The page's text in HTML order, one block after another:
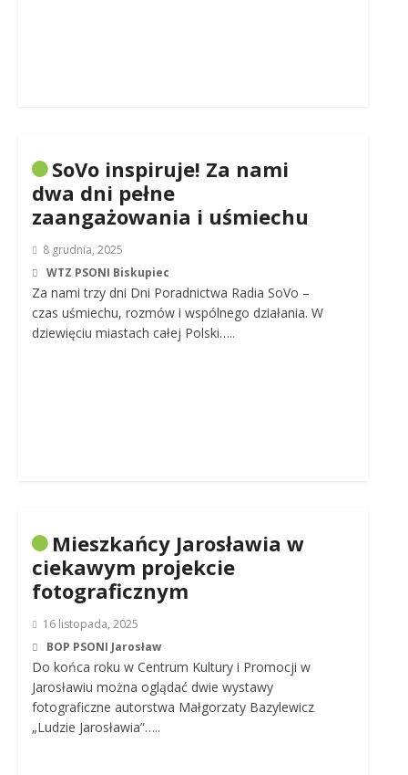
SoVo inspiruje! Za nami
dwa dni pełne
zaangażowania i uśmiechu
8 grudnia, 2025
WTZ PSONI Biskupiec
Za nami trzy dni Dni Poradnictwa Radia SoVo –
czas uśmiechu, rozmów i wspólnego działania. W
dziewięciu miastach całej Polski…..
Mieszkańcy Jarosławia w
ciekawym projekcie
fotograficznym
16 listopada, 2025
BOP PSONI Jarosław
Do końca roku w Centrum Kultury i Promocji w
Jarosławiu można oglądać dwie wystawy
fotograficzne autorstwa Małgorzaty Bazylewicz
„Ludzie Jarosławia”…..